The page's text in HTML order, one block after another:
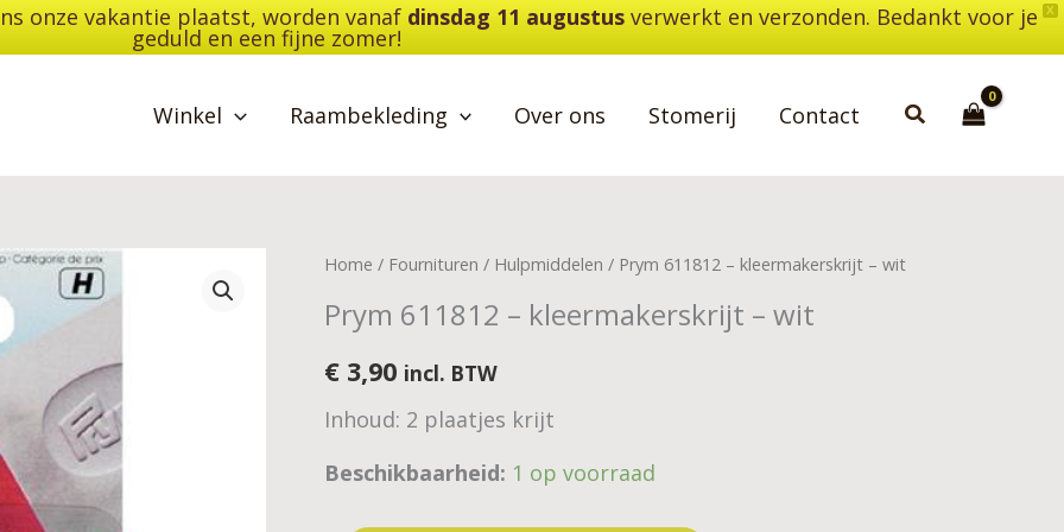
X
onze vakantie plaatst, worden vanaf dinsdag 11 augustusverwerkt en verzonden. Bedankt voor je
geduld en een fijne zomer!
Winkel Raambekleding Over ons Stomerij Contact Zoeken
Home / Fournituren / Hulpmiddelen / Prym 611812 – kleermakerskrijt – wit
Prym 611812 – kleermakerskrijt – wit
€ 3,90 incl. BTW
Inhoud: 2 plaatjes krijt
Beschikbaarheid: 1 op voorraad
Prym
-
kleermakerskrijt
-
wit